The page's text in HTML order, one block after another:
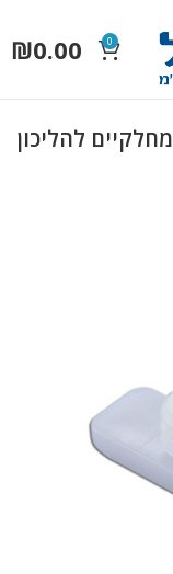
0
₪0.00
מחלקיים להליכון